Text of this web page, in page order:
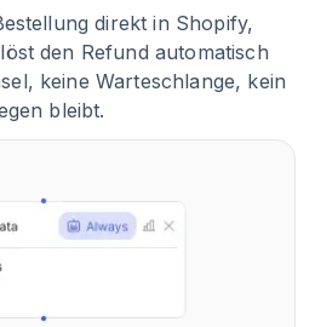
direkt in Shopify,
den Refund automatisch
keine Warteschlange, kein
bleibt.